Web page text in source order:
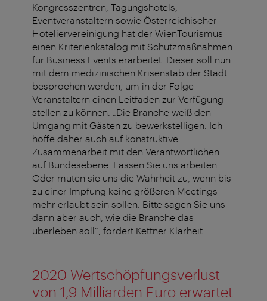
Kongresszentren, Tagungshotels,
Eventveranstaltern sowie Österreichischer
Hoteliervereinigung hat der WienTourismus
einen Kriterienkatalog mit Schutzmaßnahmen
für Business Events erarbeitet. Dieser soll nun
mit dem medizinischen Krisenstab der Stadt
besprochen werden, um in der Folge
Veranstaltern einen Leitfaden zur Verfügung
stellen zu können. „Die Branche weiß den
Umgang mit Gästen zu bewerkstelligen. Ich
hoffe daher auch auf konstruktive
Zusammenarbeit mit den Verantwortlichen
auf Bundesebene: Lassen Sie uns arbeiten.
Oder muten sie uns die Wahrheit zu, wenn bis
zu einer Impfung keine größeren Meetings
mehr erlaubt sein sollen. Bitte sagen Sie uns
dann aber auch, wie die Branche das
überleben soll“, fordert Kettner Klarheit.
2020 Wertschöpfungsverlust
von 1,9 Milliarden Euro erwartet